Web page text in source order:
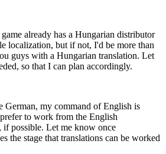
already has a Hungarian distributor
localization, but if not, I'd be more than
guys with a Hungarian translation. Let
so that I can plan accordingly.
German, my command of English is
to work from the English
if possible. Let me know once
the stage that translations can be worked